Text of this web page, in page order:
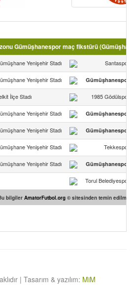
Gümüşhanespor maç fikstürü
Yenişehir Stadı Santaspor
Yenişehir Stadı Gümüşhanespor
İlçe Stadı 1985 Gödülspor
Yenişehir Stadı Gümüşhanespor
Yenişehir Stadı Gümüşhanespor
Yenişehir Stadı Tekkespor
Yenişehir Stadı Gümüşhanespor
Torul Belediyespor
bilgiler AmatorFutbol.org © sitesinden temin
| Tasarım & yazılım: MiM